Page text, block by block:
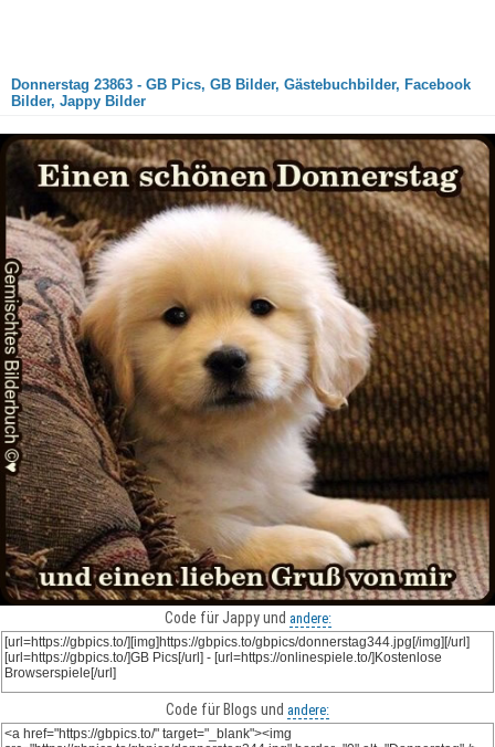
Donnerstag 23863 - GB Pics, GB Bilder, Gästebuchbilder, Facebook
Bilder, Jappy Bilder
Code für Jappy und andere:
Code für Blogs und andere: